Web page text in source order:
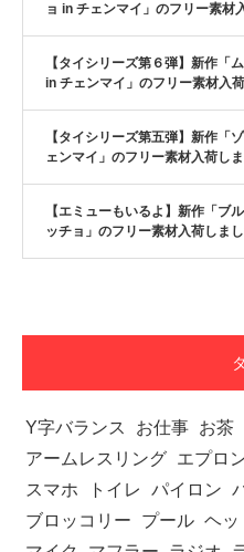
ョ in チェンマイ」のフリー素材
【タイシリーズ第６弾】新作「
in チェンマイ」のフリー素材入
【タイシリーズ第五弾】新作「
ェンマイ」のフリー素材入荷し
【エミューもいるよ】新作「ブ
ッチョ」のフリー素材入荷しま
Y字バランス お仕事 お茶
アームレスリング エプロ
スマホ
トイレ パイロン
ブロッコリー
プール ヘッ
【YouTube
ギネス世界
TOKYO FM
で紹介さ…